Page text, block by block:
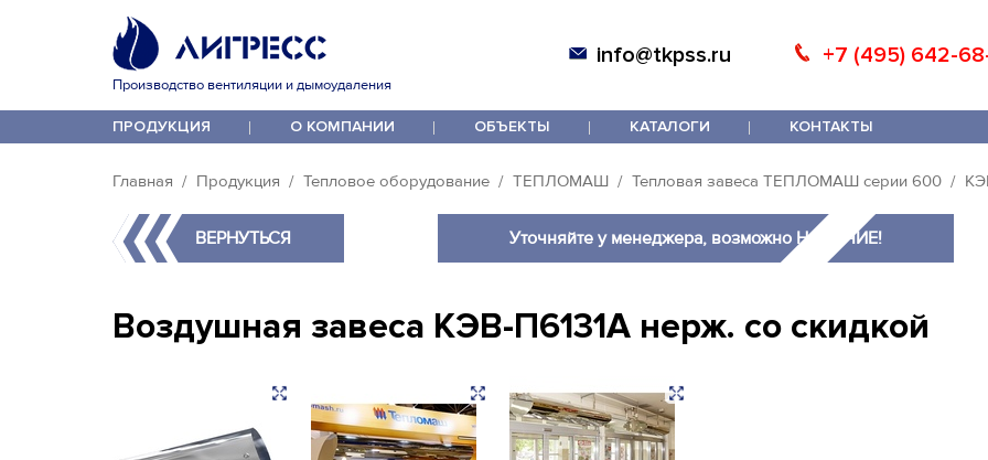
Производство вентиляции и дымоудаления
info@tkpss.ru +7 (495) 642-
ПРОДУКЦИЯ О КОМПАНИИ ОБЪЕКТЫ КАТАЛОГИ КОНТАКТЫ
Главная Продукция Тепловое оборудование ТЕПЛОМАШ Тепловая завеса ТЕПЛОМАШ серии 600
ВЕРНУТЬСЯ Уточняйте у менеджера, возможно НАЛИЧИЕ!
Воздушная завеса КЭВ-П6131A нерж. со скидкой